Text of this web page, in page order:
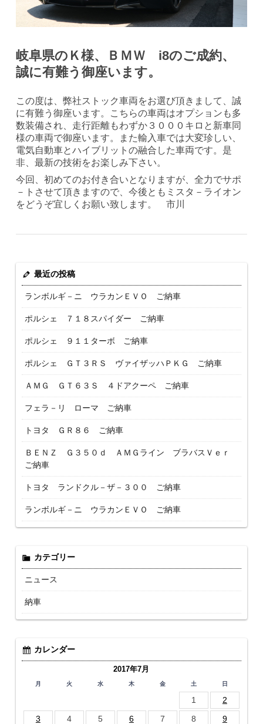
岐阜県のＫ様、ＢＭＷ i8のご成約、
誠に有難う御座います。
この度は、弊社ストック車両をお選び頂きまして、誠
に有難う御座います。こちらの車両はオプションも多
数装備され、走行距離もわずか３０００キロと新車同
様の車両で御座います。また輸入車では大変珍しい、
電気自動車とハイブリットの融合した車両です。是
非、最新の技術をお楽しみ下さい。
今回、初めてのお付き合いとなりますが、全力でサポ
－トさせて頂きますので、今後ともミスタ－ライオン
をどうぞ宜しくお願い致します。 市川
最近の投稿
ランボルギ－ニ ウラカンＥＶＯ ご納車
ポルシェ ７１８スパイダー ご納車
ポルシェ ９１１ターボ ご納車
ポルシェ ＧＴ３ＲＳ ヴァイザッハＰＫＧ ご納車
ＡＭＧ ＧＴ６３Ｓ ４ドアクーペ ご納車
フェラ－リ ローマ ご納車
トヨタ ＧＲ８６ ご納車
ＢＥＮＺ Ｇ３５０ｄ ＡＭＧライン ブラバスＶｅｒ
ご納車
トヨタ ランドクル－ザ－３００ ご納車
ランボルギ－ニ ウラカンＥＶＯ ご納車
カテゴリー
ニュース
納車
カレンダー
2017年7月
月 火 水 木 金 土 日
1
2
3
4 5 6 7 8
9